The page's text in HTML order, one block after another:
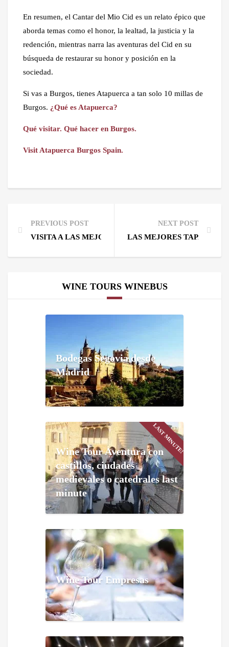
En resumen, el Cantar del Mio Cid es un relato épico que
aborda temas como el honor, la lealtad, la justicia y la
redención, mientras narra las aventuras del Cid en su
búsqueda de restaurar su honor y posición en la
sociedad.
Si vas a Burgos, tienes Atapuerca a tan solo 10 millas de
Burgos. ¿Qué es Atapuerca?
Qué visitar. Qué hacer en Burgos.
Visit Atapuerca Burgos Spain.
PREVIOUS POST
VISITA A LAS MEJORES BODEGAS DE
NEXT POST
LAS MEJORES TAPAS Y
WINE TOURS WINEBUS
Bodegas Segovia desde
Madrid
LAST MINUTE!
Wine Tour Aventura con
castillos, ciudades
medievales o catedrales last
minute
Wine Tour Empresas